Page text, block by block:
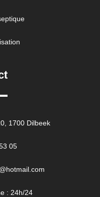
1700 Dilbeek
05
: 24h/24